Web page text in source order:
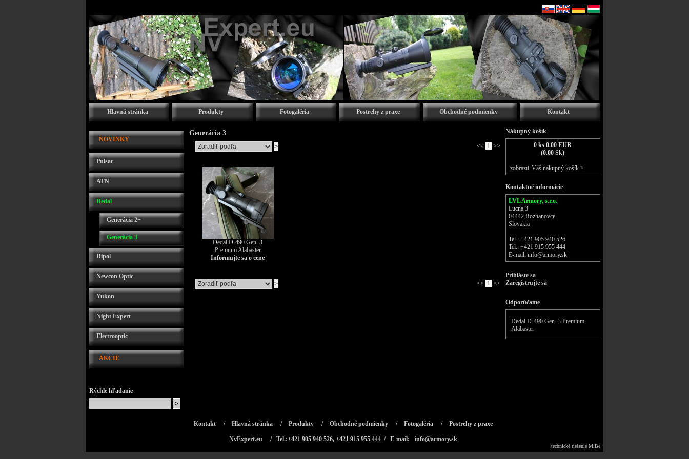
Hlavná stránka Produkty Fotogaléria Postrehy z praxe Obchodné podmienky Kontakt
NOVINKY
Pulsar
ATN
Dedal
Generácia 2+
Generácia 3
Dipol
Newcon Optic
Yukon
Night Expert
Electrooptic
AKCIE
Rýchle hľadanie
Generácia 3
<< 1 >>
Dedal D-490 Gen. 3
Premium Alabaster
Informujte sa o cene
<< 1 >>
Nákupný košík
0 ks 0.00 EUR
(0.00 Sk)
zobraziť Váš nákupný košík >
Kontaktné informácie
LVL Armory, s.r.o.
Lucna 3
04442 Rozhanovce
Slovakia
Tel.: +421 905 940 526
Tel.: +421 915 955 444
E-mail: info@armory.sk
Prihláste sa
Zaregistrujte sa
Odporúčame
Dedal D-490 Gen. 3 Premium
Alabaster
Kontakt / Hlavná stránka / Produkty / Obchodné podmienky / Fotogaléria / Postrehy z praxe
NvExpert.eu / Tel.:+421 905 940 526, +421 915 955 444 / E-mail: info@armory.sk
technické riešenie MiBe